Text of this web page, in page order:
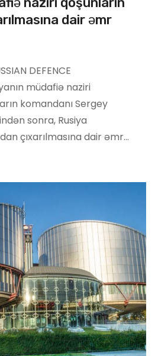
dair əmr
DEFENCE
müdafiə naziri
komandanı Sergey
sonra, Rusiya
çıxarılmasına dair əmr…